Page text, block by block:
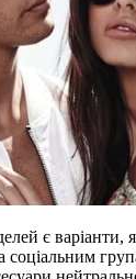
є варіанти,
соціальним